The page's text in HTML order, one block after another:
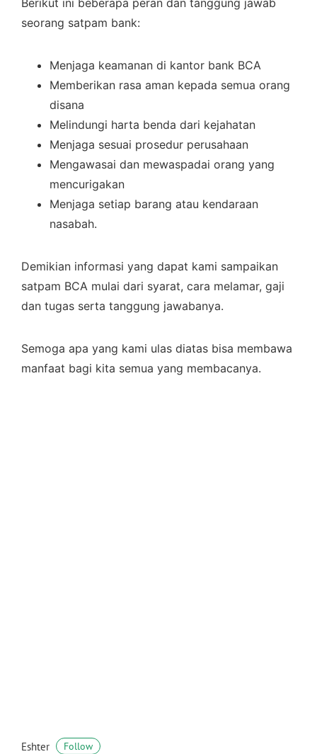
Berikut ini beberapa peran dan tanggung jawab
seorang satpam bank:
Menjaga keamanan di kantor bank BCA
Memberikan rasa aman kepada semua orang
disana
Melindungi harta benda dari kejahatan
Menjaga sesuai prosedur perusahaan
Mengawasai dan mewaspadai orang yang
mencurigakan
Menjaga setiap barang atau kendaraan
nasabah.
Demikian informasi yang dapat kami sampaikan
satpam BCA mulai dari syarat, cara melamar, gaji
dan tugas serta tanggung jawabanya.
Semoga apa yang kami ulas diatas bisa membawa
manfaat bagi kita semua yang membacanya.
Eshter Follow